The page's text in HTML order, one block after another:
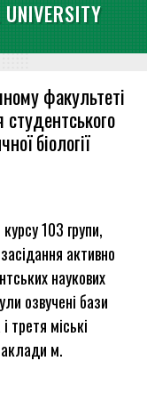
UNIVERSITY
факультеті
біології
103 групи,
активно
наукових
озвучені бази
третя міські
м.